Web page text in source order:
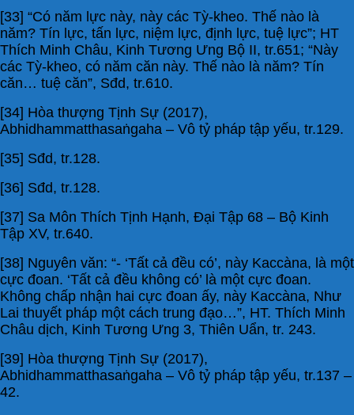
[33] “Có năm lực này, này các Tỳ-kheo. Thế nào là
năm? Tín lực, tấn lực, niệm lực, định lực, tuệ lực”; HT
Thích Minh Châu, Kinh Tương Ưng Bộ II, tr.651; “Này
các Tỳ-kheo, có năm căn này. Thế nào là năm? Tín
căn… tuệ căn”, Sđd, tr.610.
[34] Hòa thượng Tịnh Sự (2017),
Abhidhammatthasaṅgaha – Vô tỷ pháp tập yếu, tr.129.
[35] Sđd, tr.128.
[36] Sđd, tr.128.
[37] Sa Môn Thích Tịnh Hạnh, Đại Tập 68 – Bộ Kinh
Tập XV, tr.640.
[38] Nguyên văn: “- ‘Tất cả đều có’, này Kaccàna, là một
cực đoan. ‘Tất cả đều không có’ là một cực đoan.
Không chấp nhận hai cực đoan ấy, này Kaccàna, Như
Lai thuyết pháp một cách trung đạo…”, HT. Thích Minh
Châu dịch, Kinh Tương Ưng 3, Thiên Uẩn, tr. 243.
[39] Hòa thượng Tịnh Sự (2017),
Abhidhammatthasaṅgaha – Vô tỷ pháp tập yếu, tr.137 –
42.